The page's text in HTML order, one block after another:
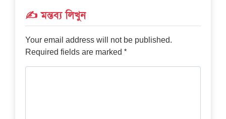
✍️ মন্তব্য লিখুন
Your email address will not be published.
Required fields are marked *